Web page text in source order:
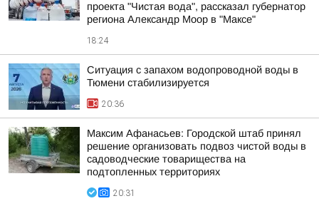
проекта "Чистая вода", рассказал губернатор
региона Александр Моор в "Максе"
18:24
Ситуация с запахом водопроводной воды в
Тюмени стабилизируется
20:36
Максим Афанасьев: Городской штаб принял
решение организовать подвоз чистой воды в
садоводческие товарищества на
подтопленных территориях
20:31